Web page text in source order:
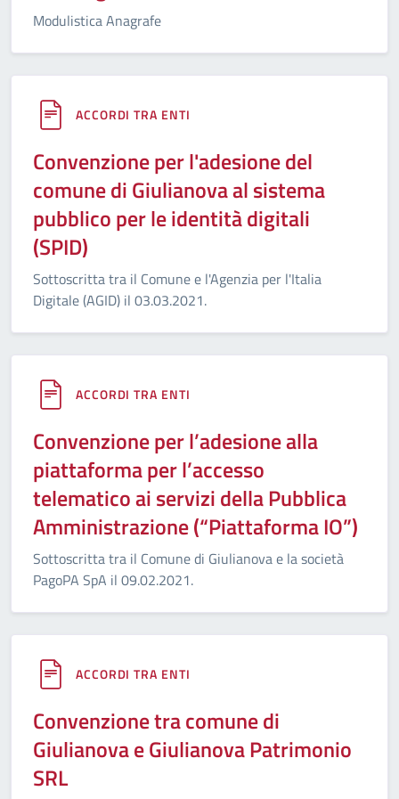
Modulistica Anagrafe
ACCORDI TRA ENTI
Convenzione per l'adesione del
comune di Giulianova al sistema
pubblico per le identità digitali
(SPID)
Sottoscritta tra il Comune e l'Agenzia per l'Italia
Digitale (AGID) il 03.03.2021.
ACCORDI TRA ENTI
Convenzione per l’adesione alla
piattaforma per l’accesso
telematico ai servizi della Pubblica
Amministrazione (“Piattaforma IO”)
Sottoscritta tra il Comune di Giulianova e la società
PagoPA SpA il 09.02.2021.
ACCORDI TRA ENTI
Convenzione tra comune di
Giulianova e Giulianova Patrimonio
SRL